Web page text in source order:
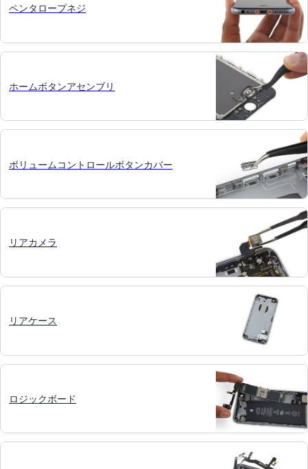
ペンタロープネジ
ホームボタンアセンブリ
ボリュームコントロールボタンカバー
リアカメラ
リアケース
ロジックボード